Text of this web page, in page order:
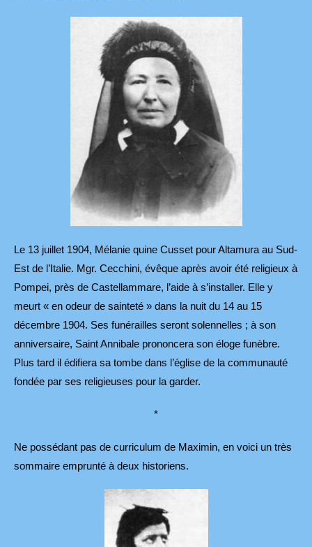
Le 13 juillet 1904, Mélanie quine Cusset pour Altamura au Sud-
Est de l’Italie. Mgr. Cecchini, évêque après avoir été religieux à
Pompei, près de Castellammare, l’aide à s’installer. Elle y
meurt « en odeur de sainteté » dans la nuit du 14 au 15
décembre 1904. Ses funérailles seront solennelles ; à son
anniversaire, Saint Annibale prononcera son éloge funèbre.
Plus tard il édifiera sa tombe dans l’église de la communauté
fondée par ses religieuses pour la garder.
*
Ne possédant pas de curriculum de Maximin, en voici un très
sommaire emprunté à deux historiens.